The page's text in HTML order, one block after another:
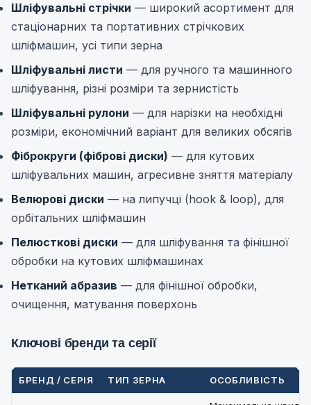
Шліфувальні стрічки — широкий асортимент для
стаціонарних та портативних стрічкових
шліфмашин, усі типи зерна
Шліфувальні листи — для ручного та машинного
шліфування, різні розміри та зернистість
Шліфувальні рулони — для нарізки на необхідні
розміри, економічний варіант для великих обсягів
Фіброкруги (фіброві диски) — для кутових
шліфувальних машин, агресивне зняття матеріалу
Велюрові диски — на липучці (hook & loop), для
орбітальних шліфмашин
Пелюсткові диски — для шліфування та фінішної
обробки на кутових шліфмашинах
Нетканий абразив — для фінішної обробки,
очищення, матування поверхонь
Ключові бренди та серії
БРЕНД / СЕРІЯ ТИП ЗЕРНА ОСОБЛИВІСТЬ